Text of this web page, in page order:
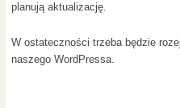
planują aktualizację.
W ostateczności trzeba będzie
naszego WordPressa.